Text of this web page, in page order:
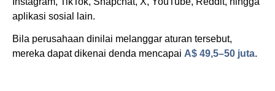
aplikasi sosial lain.
Bila perusahaan dinilai melanggar aturan tersebut,
mereka dapat dikenai denda mencapai A$ 49,5–50 juta.